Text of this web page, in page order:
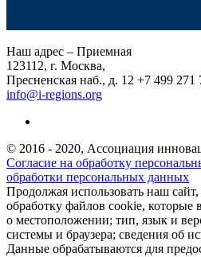
Наш адрес – Приемная
123112, г. Москва,
Пресненская наб., д. 12 +7 499 271
info@i-regions.org
© 2016 - 2020, Ассоциация
Согласие на обработку
обработки персональных данных
Продолжая использовать наш
обработку файлов cookie, которые
о местоположении; тип, язык и
системы и браузера; сведения об
Данные обрабатываются для